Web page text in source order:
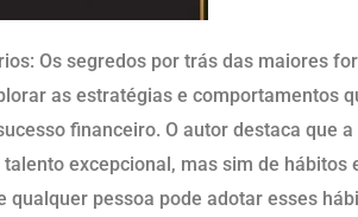
Os segredos por trás das maiores
as estratégias e comportamentos
financeiro. O autor destaca que a
excepcional, mas sim de hábitos
pessoa pode adotar esses